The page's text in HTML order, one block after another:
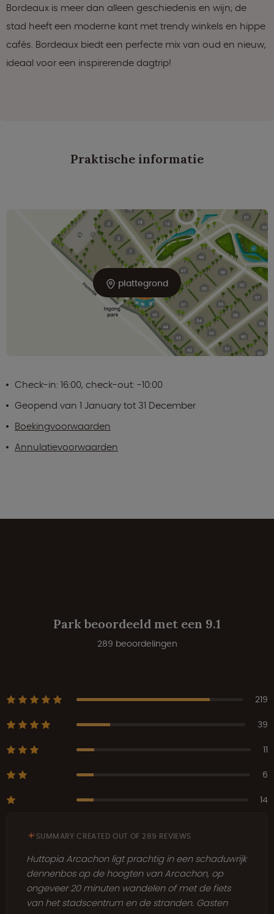
Bordeaux is meer dan alleen geschiedenis en wijn; de
stad heeft een moderne kant met trendy winkels en hippe
cafés. Bordeaux biedt een perfecte mix van oud en nieuw,
ideaal voor een inspirerende dagtrip!
Praktische informatie
plattegrond
Check-in: 16:00, check-out: -10:00
Geopend van 1 January tot 31 December
Boekingvoorwaarden
Annulatievoorwaarden
Park beoordeeld met een 9.1
289 beoordelingen
219
39
11
6
14
SUMMARY CREATED OUT OF 289 REVIEWS
Huttopia Arcachon ligt prachtig in een schaduwrijk
dennenbos op de hoogten van Arcachon, op
ongeveer 20 minuten wandelen of met de fiets
van het stadscentrum en de stranden. Gasten